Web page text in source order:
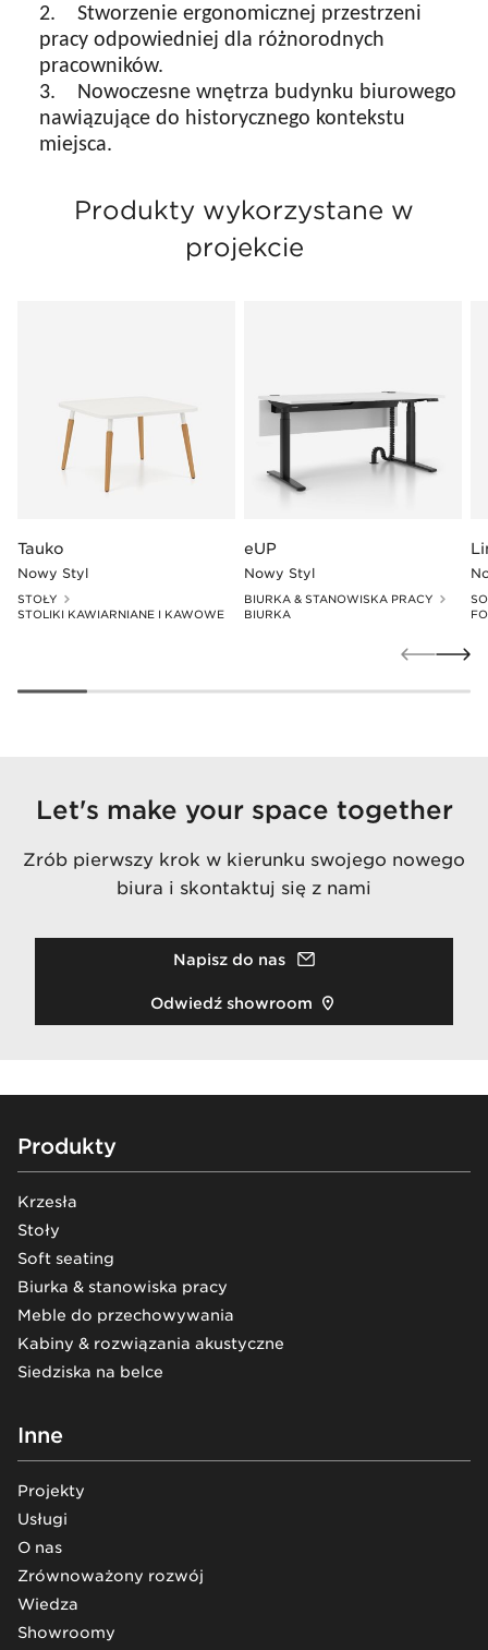
2. Stworzenie ergonomicznej przestrzeni
pracy odpowiedniej dla różnorodnych
pracowników.
3. Nowoczesne wnętrza budynku biurowego
nawiązujące do historycznego kontekstu
miejsca.
Produkty wykorzystane w
projekcie
Tauko
Nowy Styl
STOŁY
STOLIKI KAWIARNIANE I KAWOWE
eUP
Nowy Styl
BIURKA & STANOWISKA PRACY
BIURKA
Let's make your space together
Zrób pierwszy krok w kierunku swojego nowego
biura i skontaktuj się z nami
Napisz do nas
Odwiedź showroom
Footer
Produkty
Krzesła
Stoły
Soft seating
Biurka & stanowiska pracy
Meble do przechowywania
Kabiny & rozwiązania akustyczne
Siedziska na belce
Inne
Projekty
Usługi
O nas
Zrównoważony rozwój
Wiedza
Showroomy